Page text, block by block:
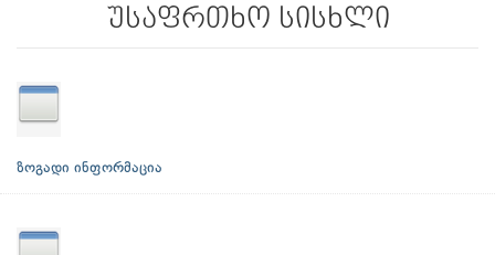
უსაფრთხო სისხლი
ზოგადი ინფორმაცია